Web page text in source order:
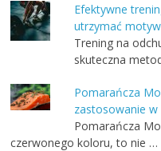
Efektywne
utrzymać
Trening na
skuteczna
Pomarańcza
zastosowanie w
Pomarańcza
czerwonego koloru, to nie …